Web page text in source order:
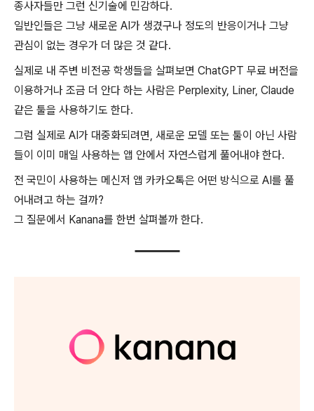
종사자들만 그런 신기술에 민감하다.
일반인들은 그냥 새로운 AI가 생겼구나 정도의 반응이거나 그냥
관심이 없는 경우가 더 많은 것 같다.
실제로 내 주변 비전공 학생들을 살펴보면 ChatGPT 무료 버전을
이용하거나 조금 더 안다 하는 사람은 Perplexity, Liner, Claude
같은 툴을 사용하기도 한다.
그럼 실제로 AI가 대중화되려면, 새로운 모델 또는 툴이 아닌 사람
들이 이미 매일 사용하는 앱 안에서 자연스럽게 풀어내야 한다.
전 국민이 사용하는 메신저 앱 카카오톡은 어떤 방식으로 AI를 풀
어내려고 하는 걸까?
그 질문에서 Kanana를 한번 살펴볼까 한다.